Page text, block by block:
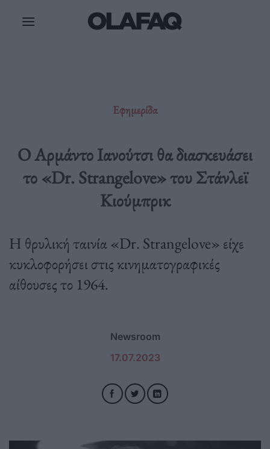
Εφημερίδα
Ο Αρμάντο Ιανούτσι θα διασκευάσει
το «Dr. Strangelove» του Στάνλεϊ
Κιούμπρικ
Η θρυλική ταινία «Dr. Strangelove» είχε
κυκλοφορήσει στις κινηματογραφικές
αίθουσες το 1964.
Newsroom
17.07.2023